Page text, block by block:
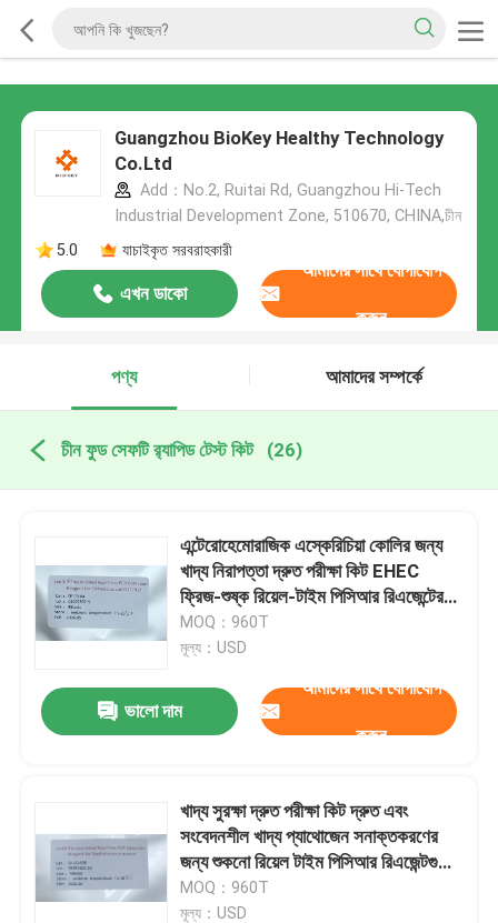
Guangzhou BioKey Healthy Technology
Co.Ltd
Add：No.2, Ruitai Rd, Guangzhou Hi-Tech
Industrial Development Zone, 510670, CHINA,চীন
5.0
যাচাইকৃত সরবরাহকারী
এখন ডাকো
আমাদের সাথে যোগাযোগ
করুন
পণ্য আমাদের সম্পর্কে
চীন ফুড সেফটি র‍্যাপিড টেস্ট কিট (26)
এন্টেরোহেমোরাজিক এস্কেরিচিয়া কোলির জন্য
খাদ্য নিরাপত্তা দ্রুত পরীক্ষা কিট EHEC
ফ্রিজ-শুষ্ক রিয়েল-টাইম পিসিআর রিএজেন্টের
সাথে সনাক্তকরণ কোনও কোল্ড চেইনের
প্রয়োজন নেই
MOQ：960T
মূল্য：USD
ভালো দাম
আমাদের সাথে যোগাযোগ
করুন
খাদ্য সুরক্ষা দ্রুত পরীক্ষা কিট দ্রুত এবং
সংবেদনশীল খাদ্য প্যাথোজেন সনাক্তকরণের
জন্য শুকনো রিয়েল টাইম পিসিআর রিএজেন্টগুলি
হিমায়িত করার জন্য ডিজাইন করা হয়েছে
MOQ：960T
মূল্য：USD